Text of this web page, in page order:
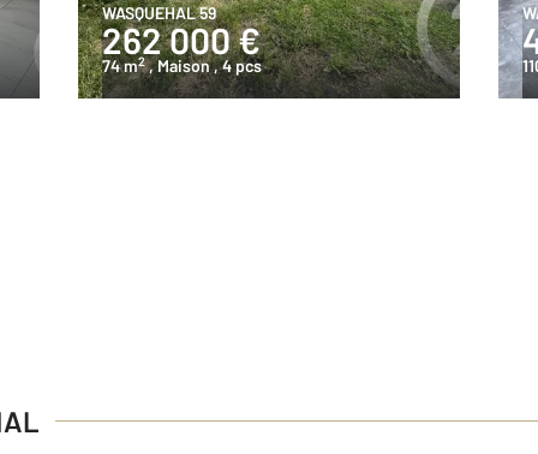
WASQUEHAL 59
262 000 €
74 m2 , Maison, 4 pcs